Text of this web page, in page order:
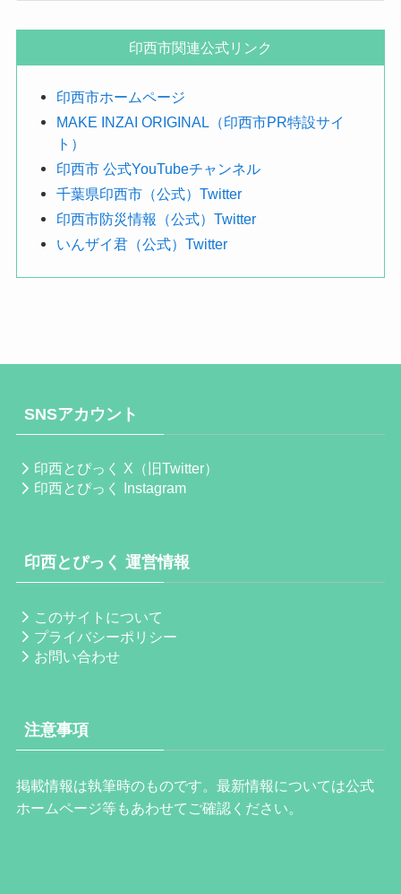
す
印西市関連公式リンク
印西市ホームページ
MAKE INZAI ORIGINAL（印西市PR特設サイ
ト）
印西市 公式YouTubeチャンネル
千葉県印西市（公式）Twitter
印西市防災情報（公式）Twitter
いんザイ君（公式）Twitter
SNSアカウント
印西とぴっく X（旧Twitter）
印西とぴっく Instagram
印西とぴっく 運営情報
このサイトについて
プライバシーポリシー
お問い合わせ
注意事項
掲載情報は執筆時のものです。最新情報については公式
ホームページ等もあわせてご確認ください。